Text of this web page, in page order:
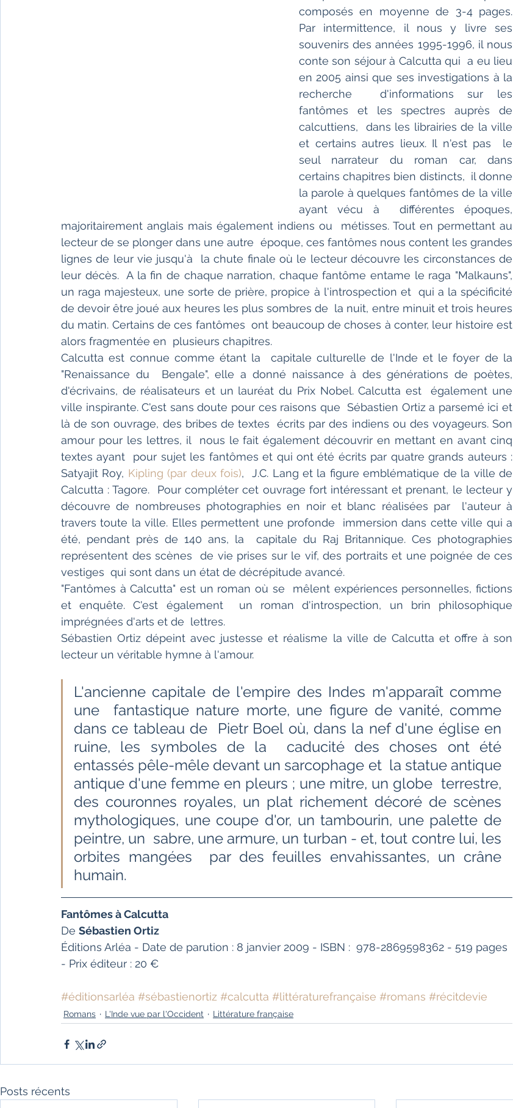
composés en moyenne de 3-4 pages.
Par intermittence, il nous y livre ses
souvenirs des années 1995-1996, il nous
conte son séjour à Calcutta qui  a eu lieu
en 2005 ainsi que ses investigations à la
recherche  d'informations sur les
fantômes et les spectres auprès de
calcuttiens,  dans les librairies de la ville
et certains autres lieux. Il n'est pas  le
seul narrateur du roman car, dans
certains chapitres bien distincts,  il donne
la parole à quelques fantômes de la ville
ayant vécu à  différentes époques,
majoritairement anglais mais également indiens ou  métisses. Tout en permettant au
lecteur de se plonger dans une autre  époque, ces fantômes nous content les grandes
lignes de leur vie jusqu'à  la chute finale où le lecteur découvre les circonstances de
leur décès.  A la fin de chaque narration, chaque fantôme entame le raga "Malkauns",
un raga majesteux, une sorte de prière, propice à l'introspection et  qui a la spécificité
de devoir être joué aux heures les plus sombres de  la nuit, entre minuit et trois heures
du matin. Certains de ces fantômes  ont beaucoup de choses à conter, leur histoire est
alors fragmentée en  plusieurs chapitres.
Calcutta est connue comme étant la  capitale culturelle de l'Inde et le foyer de la
"Renaissance du  Bengale", elle a donné naissance à des générations de poètes,
d'écrivains, de réalisateurs et un lauréat du Prix Nobel. Calcutta est  également une
ville inspirante. C'est sans doute pour ces raisons que  Sébastien Ortiz a parsemé ici et
là de son ouvrage, des bribes de textes  écrits par des indiens ou des voyageurs. Son
amour pour les lettres, il  nous le fait également découvrir en mettant en avant cinq
textes ayant  pour sujet les fantômes et qui ont été écrits par quatre grands auteurs :
Satyajit Roy, Kipling (par deux fois),  J.C. Lang et la figure emblématique de la ville de
Calcutta : Tagore.  Pour compléter cet ouvrage fort intéressant et prenant, le lecteur y
découvre de nombreuses photographies en noir et blanc réalisées par  l'auteur à
travers toute la ville. Elles permettent une profonde  immersion dans cette ville qui a
été, pendant près de 140 ans, la  capitale du Raj Britannique. Ces photographies
représentent des scènes  de vie prises sur le vif, des portraits et une poignée de ces
vestiges  qui sont dans un état de décrépitude avancé.
"Fantômes à Calcutta" est un roman où se  mêlent expériences personnelles, fictions
et enquête. C'est également  un roman d'introspection, un brin philosophique
imprégnées d'arts et de  lettres.
Sébastien Ortiz dépeint avec justesse et réalisme la ville de Calcutta et offre à son
lecteur un véritable hymne à l'amour.
L'ancienne capitale de l'empire des Indes m'apparaît comme
une  fantastique nature morte, une figure de vanité, comme
dans ce tableau de  Pietr Boel où, dans la nef d'une église en
ruine, les symboles de la  caducité des choses ont été
entassés pêle-mêle devant un sarcophage et  la statue antique
antique d'une femme en pleurs ; une mitre, un globe  terrestre,
des couronnes royales, un plat richement décoré de scènes
mythologiques, une coupe d'or, un tambourin, une palette de
peintre, un  sabre, une armure, un turban - et, tout contre lui, les
orbites mangées  par des feuilles envahissantes, un crâne
humain.
Fantômes à Calcutta
De Sébastien Ortiz
Éditions Arléa - Date de parution : 8 janvier 2009 - ISBN :  978-2869598362 - 519 pages
- Prix éditeur : 20 €
#éditionsarléa #sébastienortiz #calcutta #littératurefrançaise #romans #récitdevie
Romans L'Inde vue par l'Occident Littérature française
Posts récents